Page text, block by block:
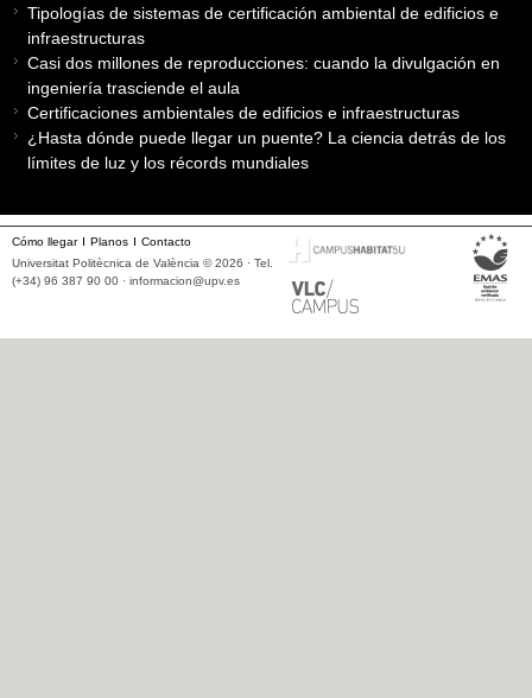
Tipologías de sistemas de certificación ambiental de edificios e
infraestructuras
Casi dos millones de reproducciones: cuando la divulgación en
ingeniería trasciende el aula
Certificaciones ambientales de edificios e infraestructuras
¿Hasta dónde puede llegar un puente? La ciencia detrás de los
límites de luz y los récords mundiales
Cómo llegar Planos
Contacto
Universitat Politècnica de València © 2026 · Tel.
(+34) 96 387 90 00 · informacion@upv.es